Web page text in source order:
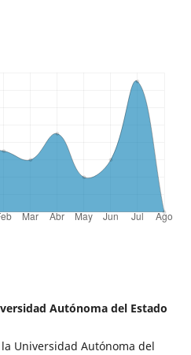
Autónoma del Estado
Universidad Autónoma del